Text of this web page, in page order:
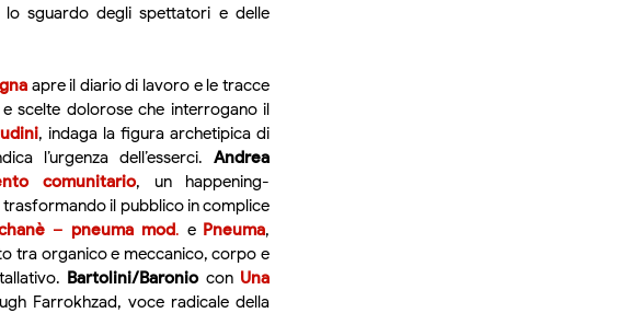
sguardo degli spettatori e delle
apre il diario di lavoro e le tracce
scelte dolorose che interrogano il
, indaga la figura archetipica di
l’urgenza dell’esserci. Andrea
comunitario, un happening-
trasformando il pubblico in complice
– pneuma mod. e Pneuma,
tra organico e meccanico, corpo e
Bartolini/Baroniocon Una
Farrokhzad, voce radicale della